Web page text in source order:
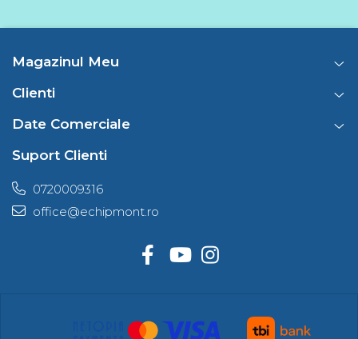
Magazinul Meu
Clienti
Date Comerciale
Suport Clienti
0720009316
office@echipmont.ro